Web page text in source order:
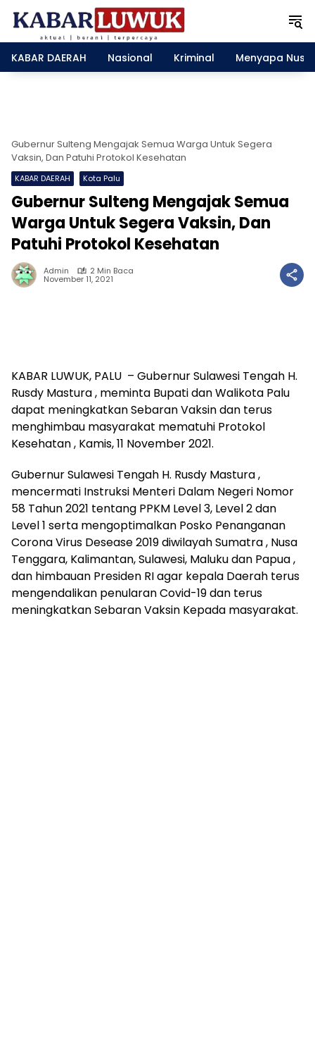
KABAR DAERAH Nasional Kriminal Menyapa
Gubernur Sulteng Mengajak Semua Warga Untuk Segera
Vaksin, Dan Patuhi Protokol Kesehatan
KABAR DAERAH Kota Palu
Gubernur Sulteng Mengajak Semua
Warga Untuk Segera Vaksin, Dan
Patuhi Protokol Kesehatan
Admin 2 Min Baca
November 11, 2021
KABAR LUWUK, PALU – Gubernur Sulawesi Tengah H.
Rusdy Mastura , meminta Bupati dan Walikota Palu
dapat meningkatkan Sebaran Vaksin dan terus
menghimbau masyarakat mematuhi Protokol
Kesehatan , Kamis, 11 November 2021.
Gubernur Sulawesi Tengah H. Rusdy Mastura ,
mencermati Instruksi Menteri Dalam Negeri Nomor
58 Tahun 2021 tentang PPKM Level 3, Level 2 dan
Level 1 serta mengoptimalkan Posko Penanganan
Corona Virus Desease 2019 diwilayah Sumatra , Nusa
Tenggara, Kalimantan, Sulawesi, Maluku dan Papua ,
dan himbauan Presiden RI agar kepala Daerah terus
mengendalikan penularan Covid-19 dan terus
meningkatkan Sebaran Vaksin Kepada masyarakat.